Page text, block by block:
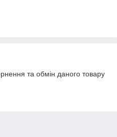
та обмін даного товару